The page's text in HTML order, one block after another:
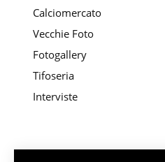
Calciomercato
Vecchie Foto
Fotogallery
Tifoseria
Interviste